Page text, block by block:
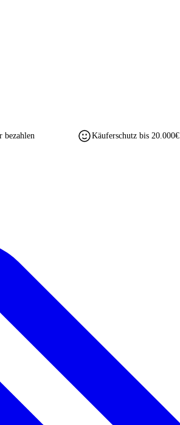
bezahlen Käuferschutz bis 20.000€